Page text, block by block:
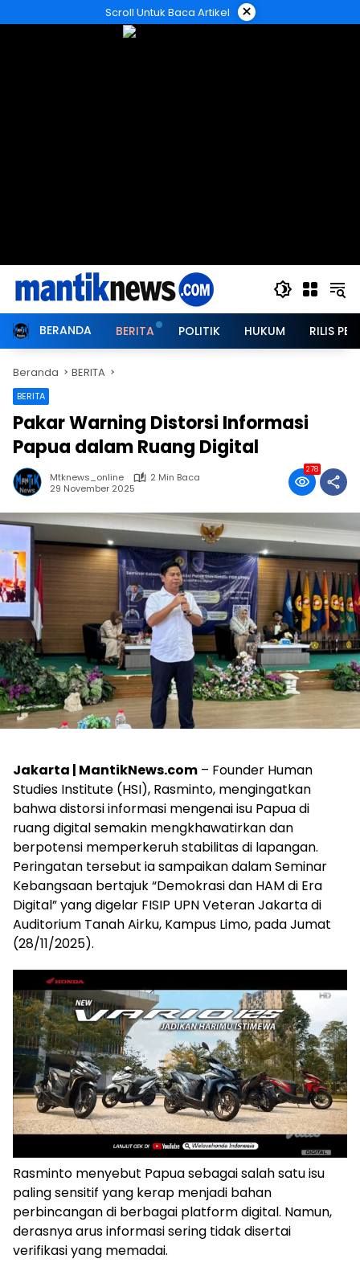
ke
Scroll Untuk Baca Artikel ×
BERANDA BERITA POLITIK HUKUM RILIS
Beranda BERITA
BERITA
Pakar Warning Distorsi Informasi
Papua dalam Ruang Digital
Mtknews_online
2 Min Baca
29 November 2025
278
Jakarta | MantikNews.com – Founder Human
Studies Institute (HSI), Rasminto, mengingatkan
bahwa distorsi informasi mengenai isu Papua di
ruang digital semakin mengkhawatirkan dan
berpotensi memperkeruh stabilitas di lapangan.
Peringatan tersebut ia sampaikan dalam Seminar
Kebangsaan bertajuk “Demokrasi dan HAM di Era
Digital” yang digelar FISIP UPN Veteran Jakarta di
Auditorium Tanah Airku, Kampus Limo, pada Jumat
(28/11/2025).
Rasminto menyebut Papua sebagai salah satu isu
paling sensitif yang kerap menjadi bahan
perbincangan di berbagai platform digital. Namun,
derasnya arus informasi sering tidak disertai
verifikasi yang memadai.